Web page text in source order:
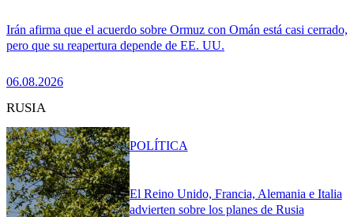
Irán afirma que el acuerdo sobre Ormuz con Omán está casi cerrado,
pero que su reapertura depende de EE. UU.
06.08.2026
RUSIA
El Reino Unido, Francia, Alemania e Italia
advierten sobre los planes de Rusia
POLÍTICA